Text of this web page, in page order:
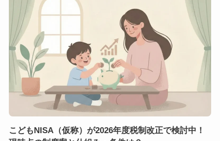
こどもNISA（仮称）が2026年度税制改正で検討中！